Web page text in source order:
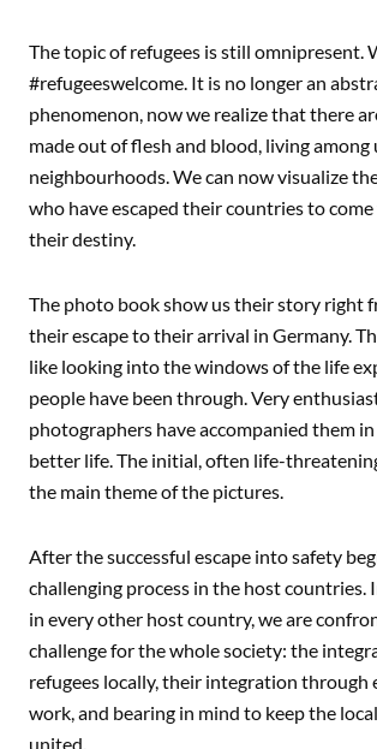
The topic of refugees is still omnipresent.
#refugeeswelcome. It is no longer an
phenomenon, now we realize that there
made out of flesh and blood, living among
neighbourhoods. We can now visualize
who have escaped their countries to come
their destiny.
The photo book show us their story right
their escape to their arrival in Germany.
like looking into the windows of the life
people have been through. Very
photographers have accompanied them
better life. The initial, often life-
the main theme of the pictures.
After the successful escape into safety
challenging process in the host countries.
in every other host country, we are
challenge for the whole society: the
refugees locally, their integration through
work, and bearing in mind to keep the
united.